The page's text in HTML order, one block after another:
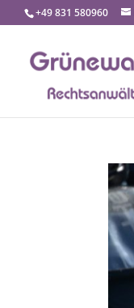
+49 831 580960